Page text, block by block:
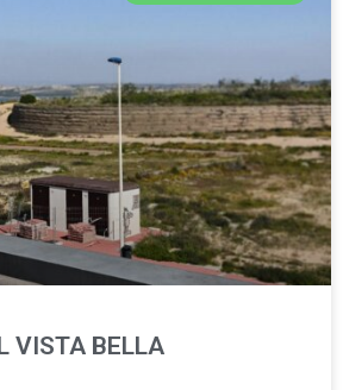
VISTA BELLA